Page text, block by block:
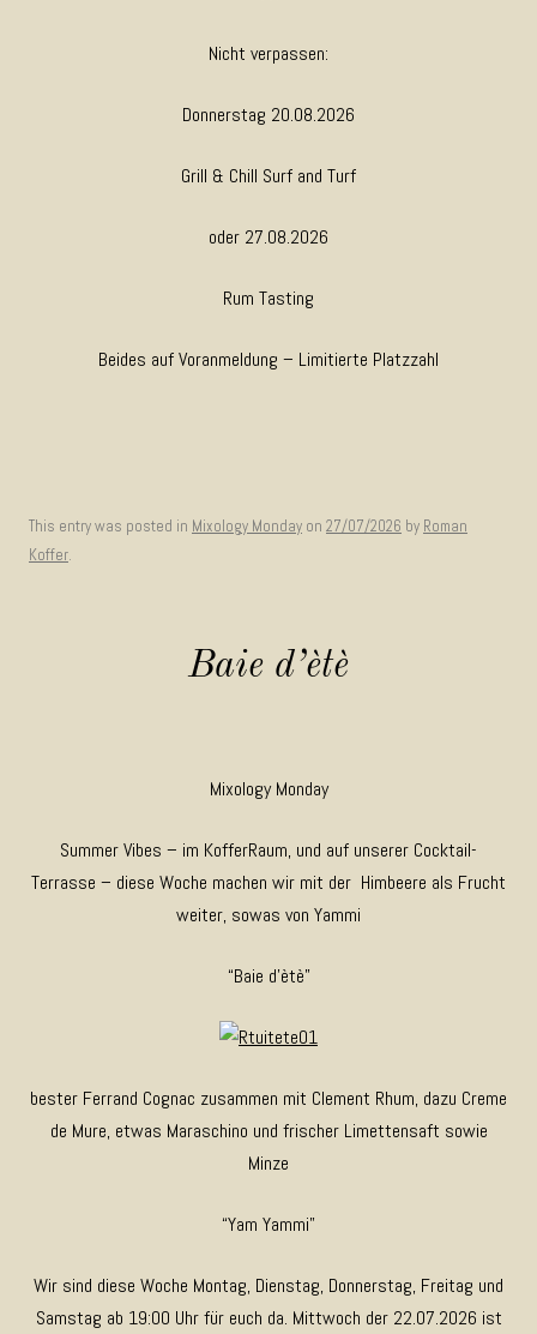
Nicht verpassen:
Donnerstag 20.08.2026
Grill & Chill Surf and Turf
oder 27.08.2026
Rum Tasting
Beides auf Voranmeldung – Limitierte Platzzahl
This entry was posted in Mixology Monday on 27/07/2026 by Roman
Koffer.
Baie d’ètè
Mixology Monday
Summer Vibes – im KofferRaum, und auf unserer Cocktail-
Terrasse – diese Woche machen wir mit der Himbeere als Frucht
weiter, sowas von Yammi
“Baie d’ètè”
bester Ferrand Cognac zusammen mit Clement Rhum, dazu Creme
de Mure, etwas Maraschino und frischer Limettensaft sowie
Minze
“Yam Yammi”
Wir sind diese Woche Montag, Dienstag, Donnerstag, Freitag und
Samstag ab 19:00 Uhr für euch da. Mittwoch der 22.07.2026 ist